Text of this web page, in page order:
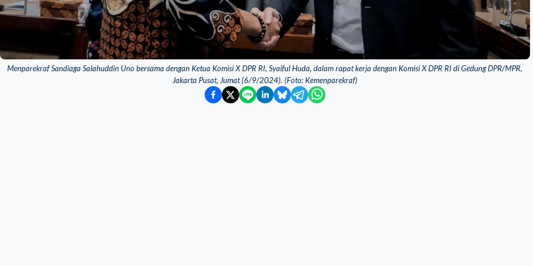
Menparekraf Sandiaga Salahuddin Uno bersama dengan Ketua Komisi X DPR RI, Syaiful Huda, dalam rapat kerja dengan Komisi X DPR RI di Gedung DPR/MPR,
Jakarta Pusat, Jumat (6/9/2024). (Foto: Kemenparekraf)